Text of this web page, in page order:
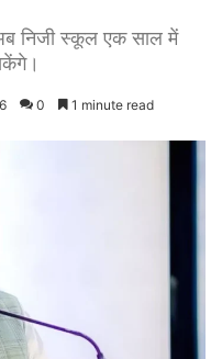
निजी स्कूल एक साल में
0 1 minute read